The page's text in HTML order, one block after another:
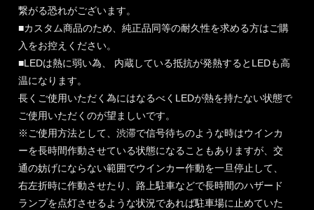
繋がる恐れがございます。
■カスタム商品のため、純正品同等の耐久性を求める方はご購
入をお控えください。
■LEDは熱に弱い為、 内蔵している抵抗が発熱するとLEDも高
温になります。
長くご使用いただく為にはなるべくLEDが熱を持たない状態で
ご使用いただくのが望ましいです。
※ご使用方法として、渋滞で信号待ちのような時はウインカ
ーを長時間作動させている状態になることもありますが、交
通の妨げにならない範囲でウインカー作動を一旦停止して、
右左折時に作動させたり、路上駐車などで長時間のハザード
ランプを点灯させるような状況であれば駐車場に止めていた